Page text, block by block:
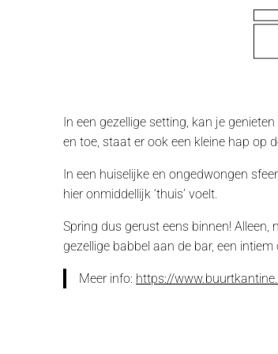
In een gezellige setting, kan je
en toe, staat er ook een kleine hap op
In een huiselijke en ongedwongen
hier onmiddellijk ‘thuis’ voelt.
Spring dus gerust eens binnen!
gezellige babbel aan de bar, een
Meer info: https://